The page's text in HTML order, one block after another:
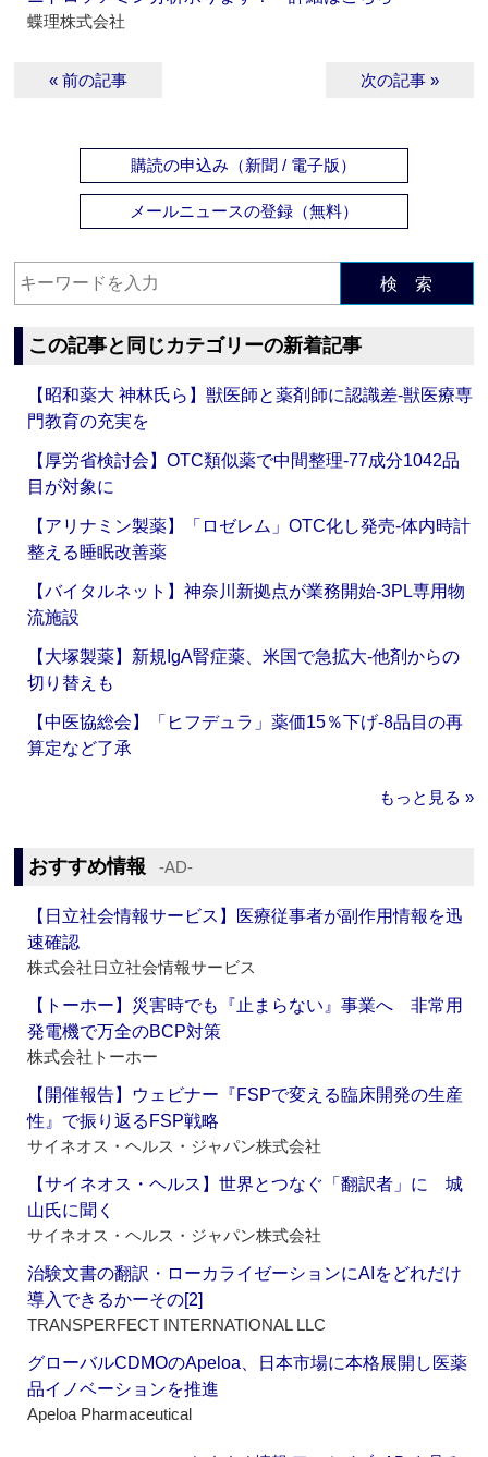
蝶理株式会社
« 前の記事 次の記事 »
購読の申込み（新聞 / 電子版）
メールニュースの登録（無料）
検 索
この記事と同じカテゴリーの新着記事
【昭和薬大 神林氏ら】獣医師と薬剤師に認識差‐獣医療専
門教育の充実を
【厚労省検討会】OTC類似薬で中間整理‐77成分1042品
目が対象に
【アリナミン製薬】「ロゼレム」OTC化し発売‐体内時計
整える睡眠改善薬
【バイタルネット】神奈川新拠点が業務開始‐3PL専用物
流施設
【大塚製薬】新規IgA腎症薬、米国で急拡大‐他剤からの
切り替えも
【中医協総会】「ヒフデュラ」薬価15％下げ‐8品目の再
算定など了承
もっと見る »
おすすめ情報 ‐AD‐
【日立社会情報サービス】医療従事者が副作用情報を迅
速確認
株式会社日立社会情報サービス
【トーホー】災害時でも『止まらない』事業へ 非常用
発電機で万全のBCP対策
株式会社トーホー
【開催報告】ウェビナー『FSPで変える臨床開発の生産
性』で振り返るFSP戦略
サイネオス・ヘルス・ジャパン株式会社
【サイネオス・ヘルス】世界とつなぐ「翻訳者」に 城
山氏に聞く
サイネオス・ヘルス・ジャパン株式会社
治験文書の翻訳・ローカライゼーションにAIをどれだけ
導入できるかーその[2]
TRANSPERFECT INTERNATIONAL LLC
グローバルCDMOのApeloa、日本市場に本格展開し医薬
品イノベーションを推進
Apeloa Pharmaceutical